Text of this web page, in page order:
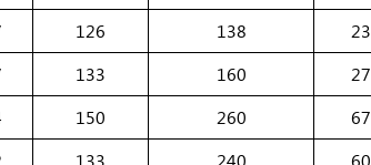
126 138 23
133 160 27
150 260 67
133 240 60